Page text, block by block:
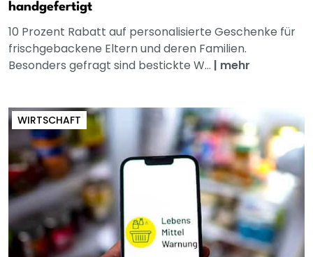
handgefertigt
10 Prozent Rabatt auf personalisierte Geschenke für
frischgebackene Eltern und deren Familien.
Besonders gefragt sind bestickte W... | mehr
WIRTSCHAFT